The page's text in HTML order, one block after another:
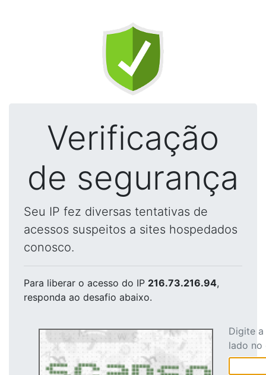
Verificação
de segurança
Seu IP fez diversas tentativas de
acessos suspeitos a sites hospedados
conosco.
Para liberar o acesso do IP 216.73.216.94,
responda ao desafio abaixo.
Digite
lado no